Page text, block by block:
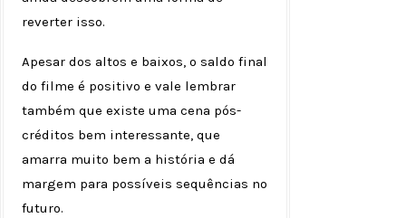
reverter isso.
Apesar dos altos e baixos, o saldo final
do filme é positivo e vale lembrar
também que existe uma cena pós-
créditos bem interessante, que
amarra muito bem a história e dá
margem para possíveis sequências no
futuro.